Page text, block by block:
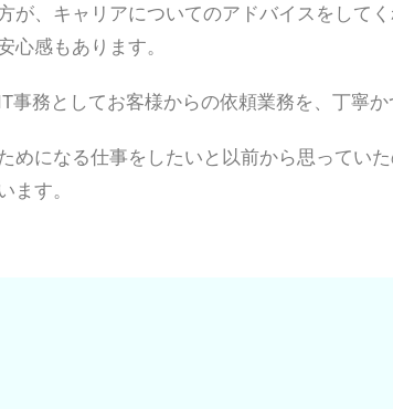
が、キャリアについてのアドバイスをして
心感もあります。
事務としてお客様からの依頼業務を、丁寧
めになる仕事をしたいと以前から思ってい
ます。